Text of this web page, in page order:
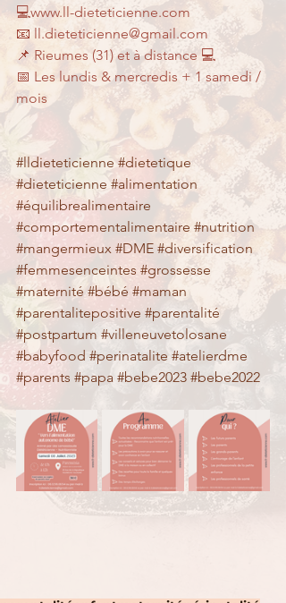
💻www.ll-dieteticienne.com
📧 ll.dieteticienne@gmail.com
📌 Rieumes (31) et à distance 💻
📅 Les lundis & mercredis + 1 samedi /
mois
#lldieteticienne #dietetique
#dieteticienne #alimentation
#équilibrealimentaire
#comportementalimentaire #nutrition
#mangermieux #DME #diversification
#femmesenceintes #grossesse
#maternité #bébé #maman
#parentalitepositive #parentalité
#postpartum #villeneuvetolosane
#babyfood #perinatalite #atelierdme
#parents #papa #bebe2023 #bebe2022